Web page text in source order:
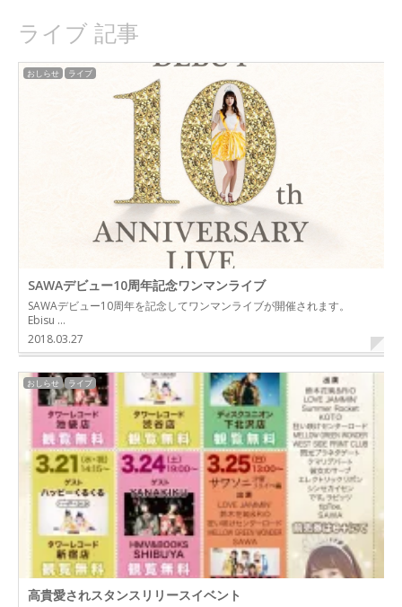
ライブ 記事
おしらせ ライブ
SAWAデビュー10周年記念ワンマンライブ
SAWAデビュー10周年を記念してワンマンライブが開催されます。
Ebisu …
2018.03.27
おしらせ ライブ
高貴愛されスタンスリリースイベント